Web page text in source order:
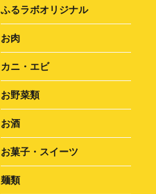
ふるラボオリジナル
お肉
カニ・エビ
お野菜類
お酒
お菓子・スイーツ
麺類